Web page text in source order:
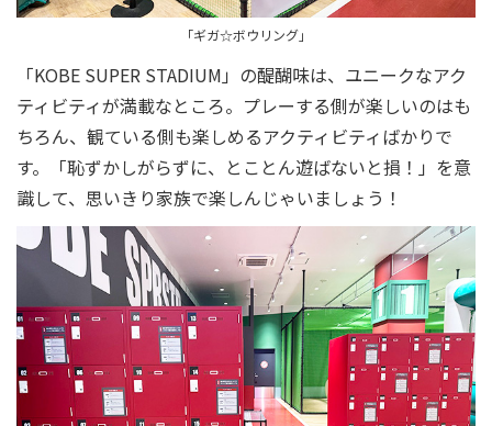
「ギガ☆ボウリング」
「KOBE SUPER STADIUM」の醍醐味は、ユニークなアク
ティビティが満載なところ。プレーする側が楽しいのはも
ちろん、観ている側も楽しめるアクティビティばかりで
す。「恥ずかしがらずに、とことん遊ばないと損！」を意
識して、思いきり家族で楽しんじゃいましょう！